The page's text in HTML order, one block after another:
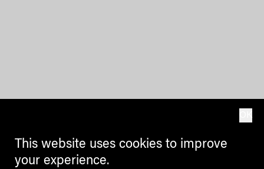
This website uses cookies to improve
your experience.